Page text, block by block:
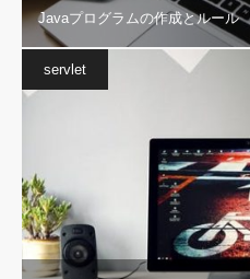
Javaプログラムの作成とルール
servlet